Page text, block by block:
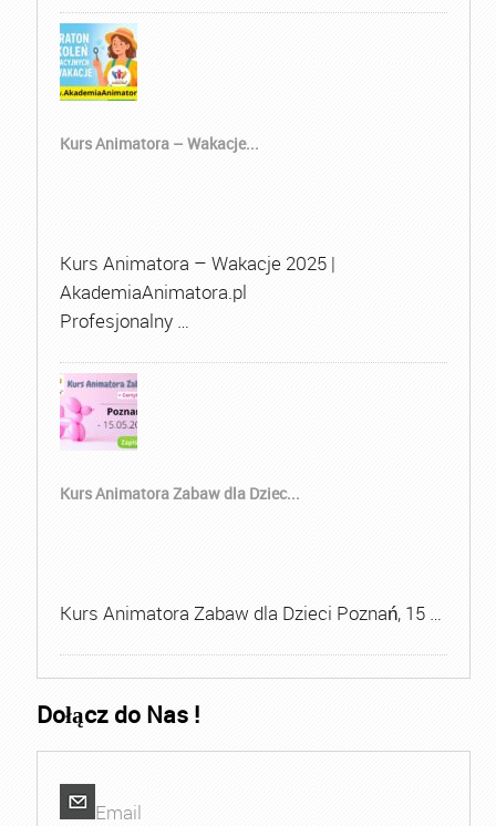
Kurs Animatora – Wakacje...
Kurs Animatora – Wakacje 2025 |
AkademiaAnimatora.pl
Profesjonalny …
Kurs Animatora Zabaw dla Dziec...
Kurs Animatora Zabaw dla Dzieci Poznań, 15 …
Dołącz do Nas !
Email